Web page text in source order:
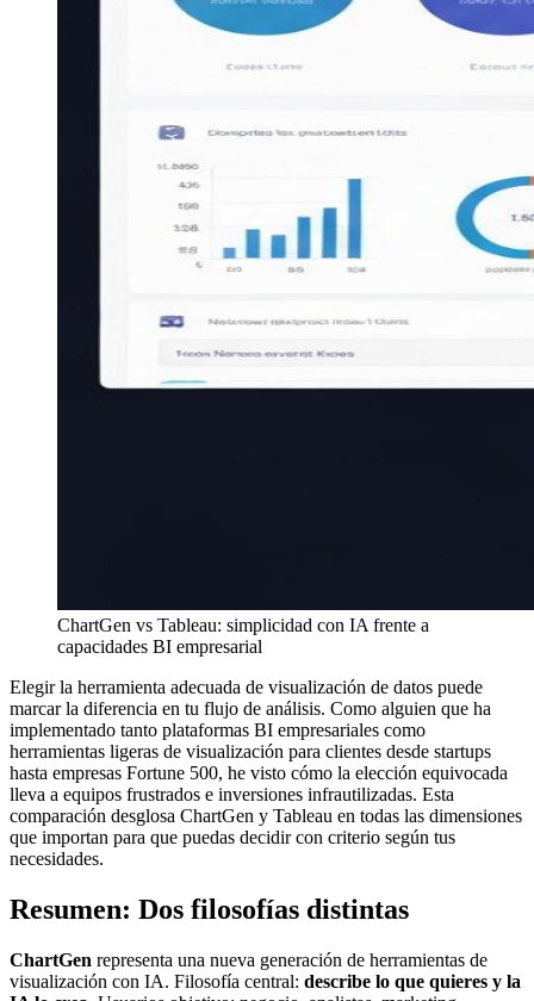
ChartGen vs Tableau: simplicidad con IA frente a
capacidades BI empresarial
Elegir la herramienta adecuada de visualización de datos puede
marcar la diferencia en tu flujo de análisis. Como alguien que ha
implementado tanto plataformas BI empresariales como
herramientas ligeras de visualización para clientes desde startups
hasta empresas Fortune 500, he visto cómo la elección equivocada
lleva a equipos frustrados e inversiones infrautilizadas. Esta
comparación desglosa ChartGen y Tableau en todas las dimensiones
que importan para que puedas decidir con criterio según tus
necesidades.
Resumen: Dos filosofías distintas
ChartGen representa una nueva generación de herramientas de
visualización con IA. Filosofía central: describe lo que quieres y la